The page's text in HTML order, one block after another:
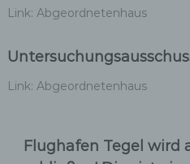
Link: Abgeordnetenhaus
Untersuchungsausschuss
Link: Abgeordnetenhaus
Flughafen Tegel wird